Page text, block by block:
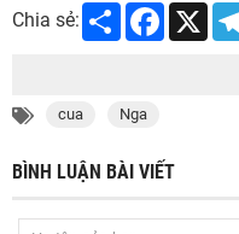
Chia sẻ:
Share Facebook
X
cua Nga
BÌNH LUẬN BÀI VIẾT